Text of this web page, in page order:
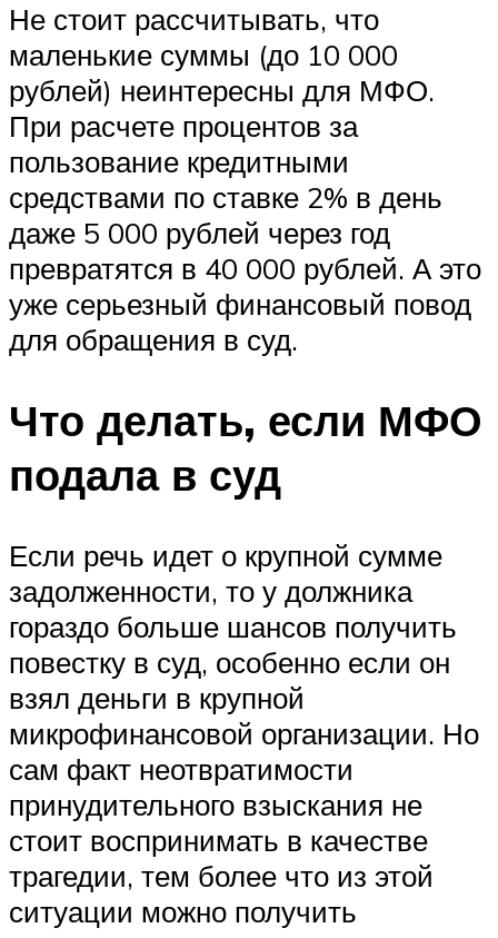
Не стоит рассчитывать, что
маленькие суммы (до 10 000
рублей) неинтересны для МФО.
При расчете процентов за
пользование кредитными
средствами по ставке 2% в день
даже 5 000 рублей через год
превратятся в 40 000 рублей. А это
уже серьезный финансовый повод
для обращения в суд.
Что делать, если МФО
подала в суд
Если речь идет о крупной сумме
задолженности, то у должника
гораздо больше шансов получить
повестку в суд, особенно если он
взял деньги в крупной
микрофинансовой организации. Но
сам факт неотвратимости
принудительного взыскания не
стоит воспринимать в качестве
трагедии, тем более что из этой
ситуации можно получить